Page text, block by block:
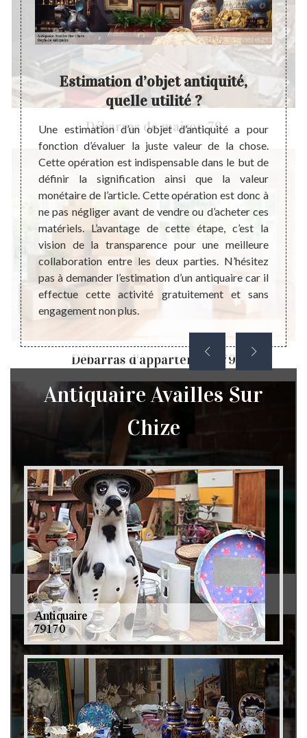
Débarras de maison 79
Débarras d'appartement 79
Débarras de grenier et cave 79
se
le
un
des
une
en
de
Estimation d’objet antiquité,
quelle utilité ?
Une estimation d’un objet d’antiquité a pour
fonction d’évaluer la juste valeur de la chose.
Cette opération est indispensable dans le but de
définir la signification ainsi que la valeur
monétaire de l’article. Cette opération est donc à
ne pas négliger avant de vendre ou d’acheter ces
matériels. L’avantage de cette étape, c’est la
vision de la transparence pour une meilleure
collaboration entre les deux parties. N’hésitez
pas à demander l’estimation d’un antiquaire car il
effectue cette activité gratuitement et sans
engagement non plus.
et
pas
un
une
que
ne
Antiquaire Availles Sur
Chize